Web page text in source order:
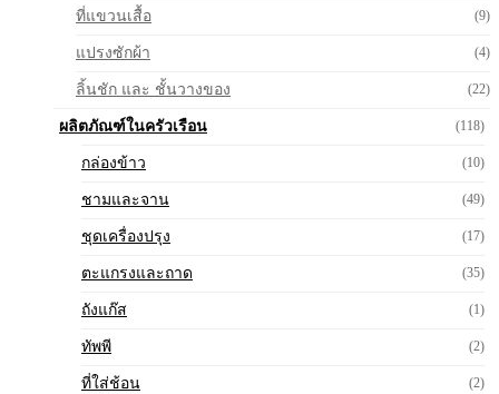
ที่แขวนเสื้อ (9)
แปรงซักผ้า (4)
ลิ้นชัก และ ชั้นวางของ (22)
ผลิตภัณฑ์ในครัวเรือน (118)
กล่องข้าว (10)
ชามและจาน (49)
ชุดเครื่องปรุง (17)
ตะแกรงและถาด (35)
ถังแก๊ส (1)
ทัพพี (2)
ที่ใส่ช้อน (2)